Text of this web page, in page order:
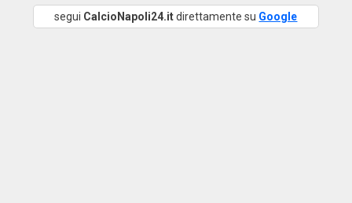
segui CalcioNapoli24.itdirettamente su Google